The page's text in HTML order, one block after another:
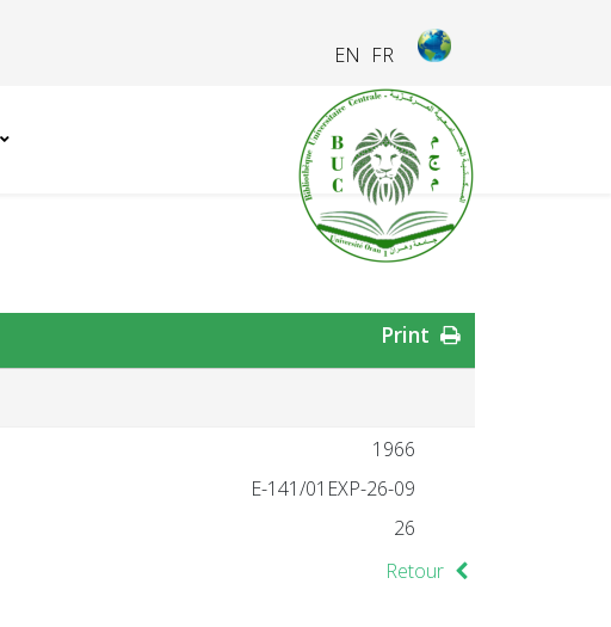
FR
EN
1966
26-09-E-141/01EXP
26
Retour